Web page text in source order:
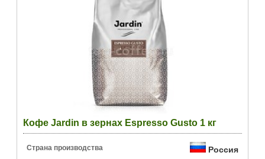
Кофе Jardin в зернах Espresso Gusto 1 кг
Страна производства Россия